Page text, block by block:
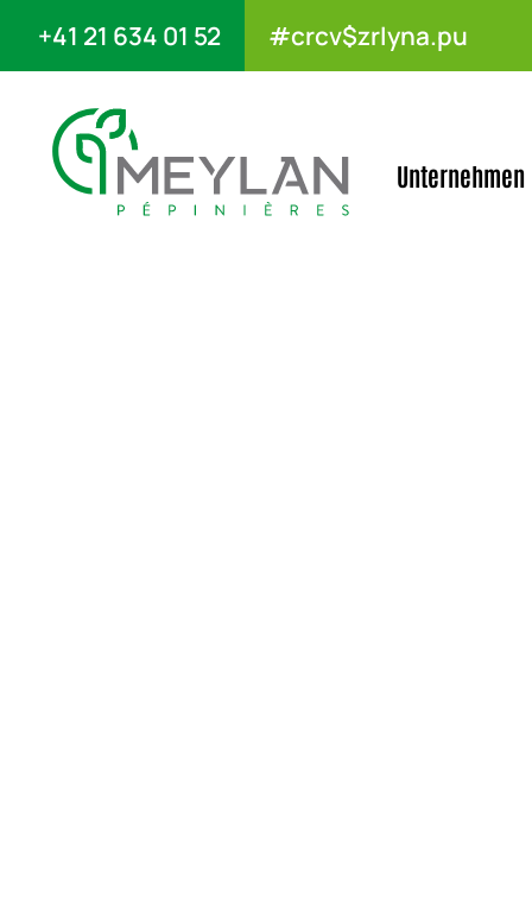
+41 21 634 01 52 #crcv$zrlyna.pu
Unternehmen